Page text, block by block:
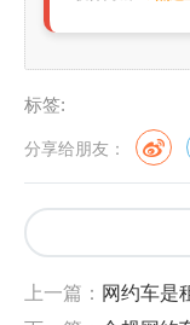
标签:
分享给朋友：
上一篇： 网约车是